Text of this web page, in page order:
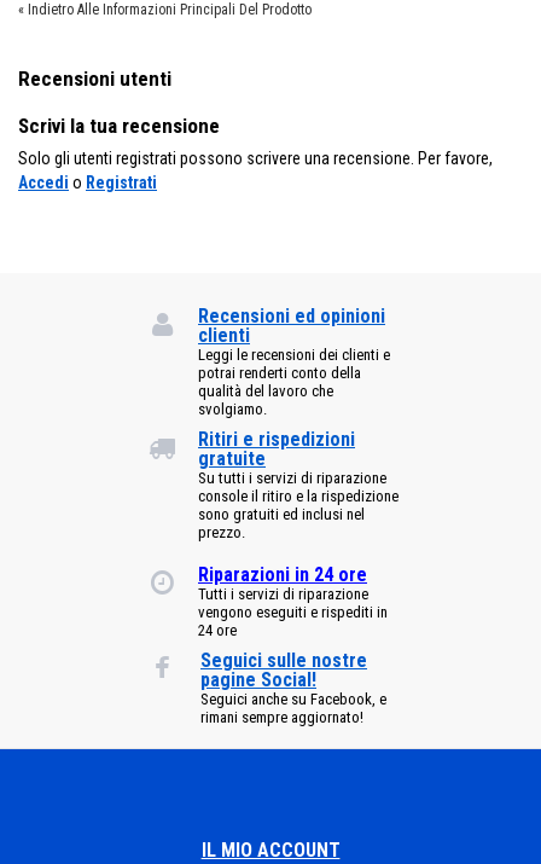
« Indietro Alle Informazioni Principali Del Prodotto
Recensioni utenti
Scrivi la tua recensione
Solo gli utenti registrati possono scrivere una recensione. Per favore,
Accedi o Registrati
Recensioni ed opinioni
clienti
Leggi le recensioni dei clienti e
potrai renderti conto della
qualità del lavoro che
svolgiamo.
Ritiri e rispedizioni
gratuite
Su tutti i servizi di riparazione
console il ritiro e la rispedizione
sono gratuiti ed inclusi nel
prezzo.
Riparazioni in 24 ore
Tutti i servizi di riparazione
vengono eseguiti e rispediti in
24 ore
Seguici sulle nostre
pagine Social!
Seguici anche su Facebook, e
rimani sempre aggiornato!
IL MIO ACCOUNT